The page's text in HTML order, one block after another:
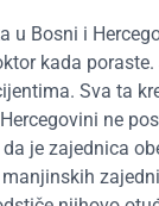
u Bosni i
kada
Sva ta
ne
je zajednica